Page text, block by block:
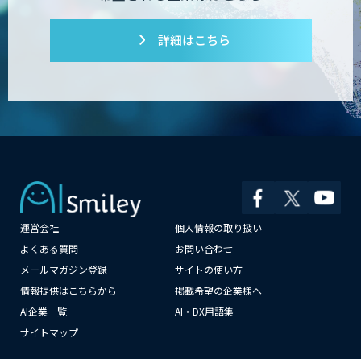
Dify導入支援
PATPOST
貴社専用ナレッジAI構築
詳細はこちら
運営会社
個人情報の取り扱い
よくある質問
お問い合わせ
メールマガジン登録
サイトの使い方
情報提供はこちらから
掲載希望の企業様へ
AI企業一覧
AI・DX用語集
サイトマップ